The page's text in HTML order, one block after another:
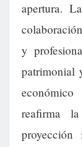
apertura.
y
patrimonial
reafirma
proyección